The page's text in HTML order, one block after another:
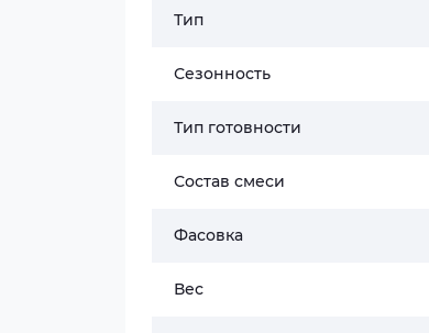
Тип
Сезонность
Тип готовности
Состав смеси
Фасовка
Вес